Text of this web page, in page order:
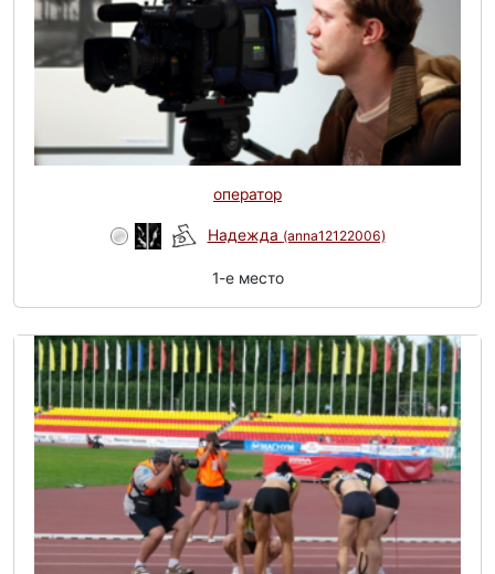
оператор
Надежда (anna12122006)
1-e место